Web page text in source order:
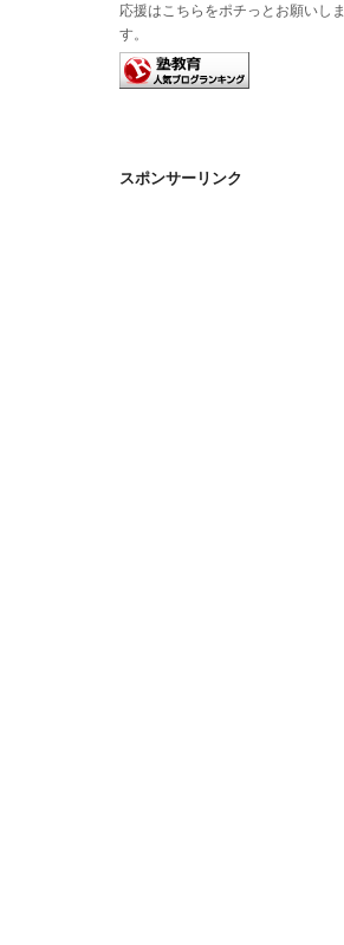
応援はこちらをポチっとお願いしま
す。
スポンサーリンク